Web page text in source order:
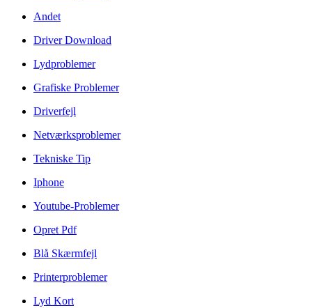
Andet
Driver Download
Lydproblemer
Grafiske Problemer
Driverfejl
Netværksproblemer
Tekniske Tip
Iphone
Youtube-Problemer
Opret Pdf
Blå Skærmfejl
Printerproblemer
Lyd Kort